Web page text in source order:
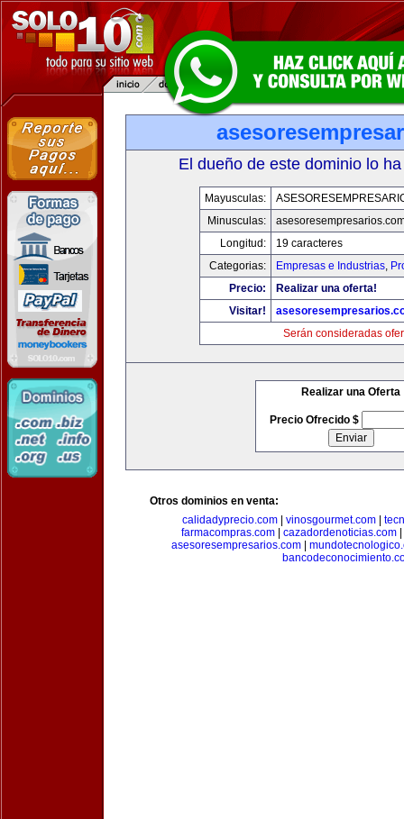
El dueño de este dominio lo
Mayusculas:
Minusculas:
Longitud:
19 caracteres
Categorias:
Empresas e Industrias,
Precio:
Realizar una oferta!
Visitar!
Serán consideradas
Realizar una Oferta
Precio Ofrecido $
Otros dominios en venta:
calidadyprecio.com
vinosgourmet.com
farmacompras.com
cazadordenoticias.com
asesoresempresarios.com